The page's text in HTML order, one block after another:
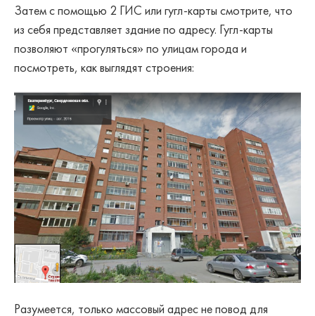
Затем с помощью 2 ГИС или гугл-карты смотрите, что
из себя представляет здание по адресу. Гугл-карты
позволяют «прогуляться» по улицам города и
посмотреть, как выглядят строения:
Разумеется, только массовый адрес не повод для